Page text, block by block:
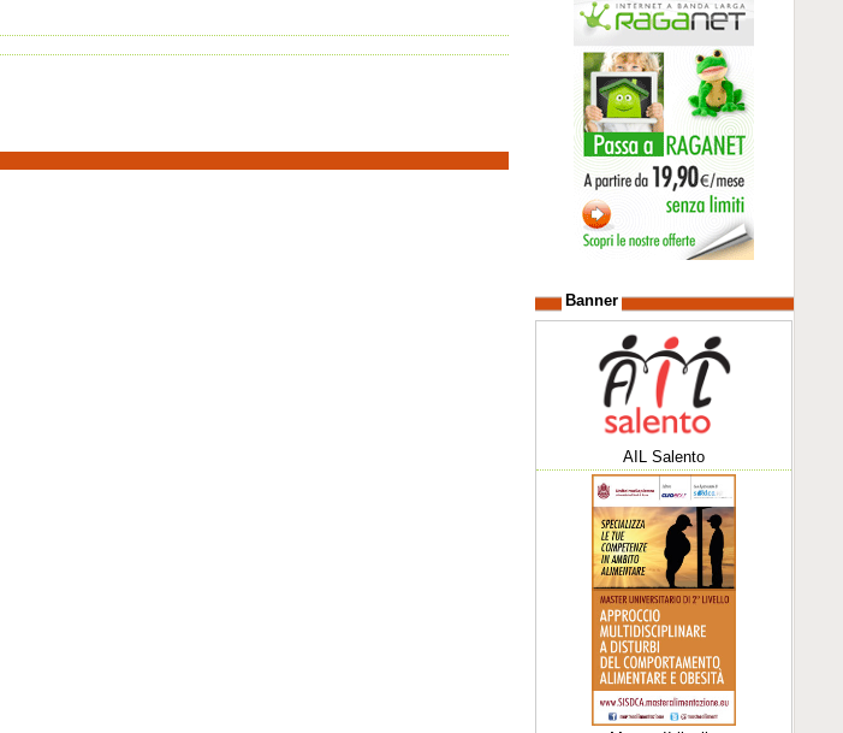
Banner
AIL Salento